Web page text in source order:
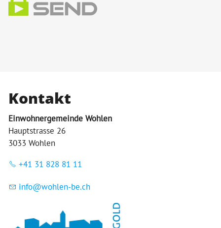
Kontakt
Einwohnergemeinde Wohlen
Hauptstrasse 26
3033 Wohlen
+41 31 828 81 11
nf w hl n-b ch